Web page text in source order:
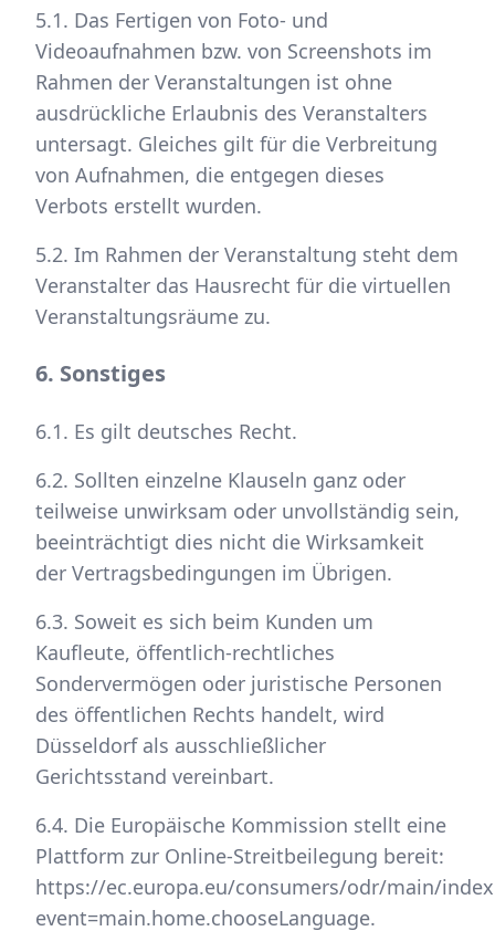
5.1. Das Fertigen von Foto- und
Videoaufnahmen bzw. von Screenshots im
Rahmen der Veranstaltungen ist ohne
ausdrückliche Erlaubnis des Veranstalters
untersagt. Gleiches gilt für die Verbreitung
von Aufnahmen, die entgegen dieses
Verbots erstellt wurden.
5.2. Im Rahmen der Veranstaltung steht dem
Veranstalter das Hausrecht für die virtuellen
Veranstaltungsräume zu.
6. Sonstiges
6.1. Es gilt deutsches Recht.
6.2. Sollten einzelne Klauseln ganz oder
teilweise unwirksam oder unvollständig sein,
beeinträchtigt dies nicht die Wirksamkeit
der Vertragsbedingungen im Übrigen.
6.3. Soweit es sich beim Kunden um
Kaufleute, öffentlich-rechtliches
Sondervermögen oder juristische Personen
des öffentlichen Rechts handelt, wird
Düsseldorf als ausschließlicher
Gerichtsstand vereinbart.
6.4. Die Europäische Kommission stellt eine
Plattform zur Online-Streitbeilegung bereit:
https://ec.europa.eu/consumers/odr/main/
event=main.home.chooseLanguage.